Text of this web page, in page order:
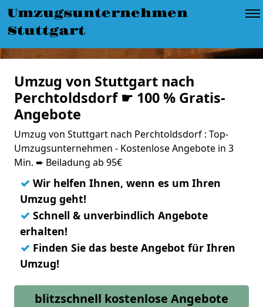
Umzugsunternehmen
Stuttgart
Umzug von Stuttgart nach
Perchtoldsdorf ☛ 100 % Gratis-
Angebote
Umzug von Stuttgart nach Perchtoldsdorf : Top-
Umzugsunternehmen - Kostenlose Angebote in 3
Min. ➨ Beiladung ab 95€
✓ Wir helfen Ihnen, wenn es um Ihren
Umzug geht!
✓ Schnell & unverbindlich Angebote
erhalten!
✓ Finden Sie das beste Angebot für Ihren
Umzug!
blitzschnell kostenlose Angebote